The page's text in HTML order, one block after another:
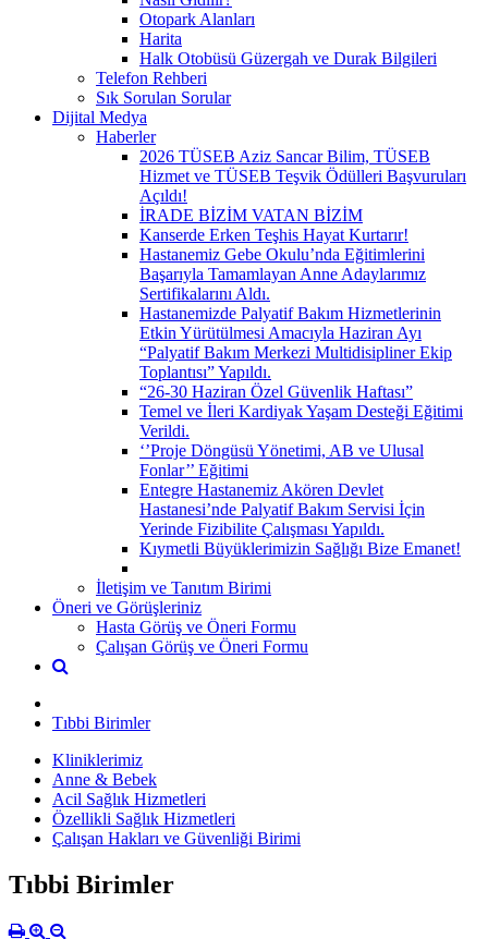
Otopark Alanları
Harita
Halk Otobüsü Güzergah ve Durak Bilgileri
Telefon Rehberi
Sık Sorulan Sorular
Dijital Medya
Haberler
2026 TÜSEB Aziz Sancar Bilim, TÜSEB
Hizmet ve TÜSEB Teşvik Ödülleri Başvuruları
Açıldı!
İRADE BİZİM VATAN BİZİM
Kanserde Erken Teşhis Hayat Kurtarır!
Hastanemiz Gebe Okulu’nda Eğitimlerini
Başarıyla Tamamlayan Anne Adaylarımız
Sertifikalarını Aldı.
Hastanemizde Palyatif Bakım Hizmetlerinin
Etkin Yürütülmesi Amacıyla Haziran Ayı
“Palyatif Bakım Merkezi Multidisipliner Ekip
Toplantısı” Yapıldı.
“26-30 Haziran Özel Güvenlik Haftası”
Temel ve İleri Kardiyak Yaşam Desteği Eğitimi
Verildi.
‘’Proje Döngüsü Yönetimi, AB ve Ulusal
Fonlar’’ Eğitimi
Entegre Hastanemiz Akören Devlet
Hastanesi’nde Palyatif Bakım Servisi İçin
Yerinde Fizibilite Çalışması Yapıldı.
Kıymetli Büyüklerimizin Sağlığı Bize Emanet!
İletişim ve Tanıtım Birimi
Öneri ve Görüşleriniz
Hasta Görüş ve Öneri Formu
Çalışan Görüş ve Öneri Formu
Tıbbi Birimler
Kliniklerimiz
Anne & Bebek
Acil Sağlık Hizmetleri
Özellikli Sağlık Hizmetleri
Çalışan Hakları ve Güvenliği Birimi
Tıbbi Birimler